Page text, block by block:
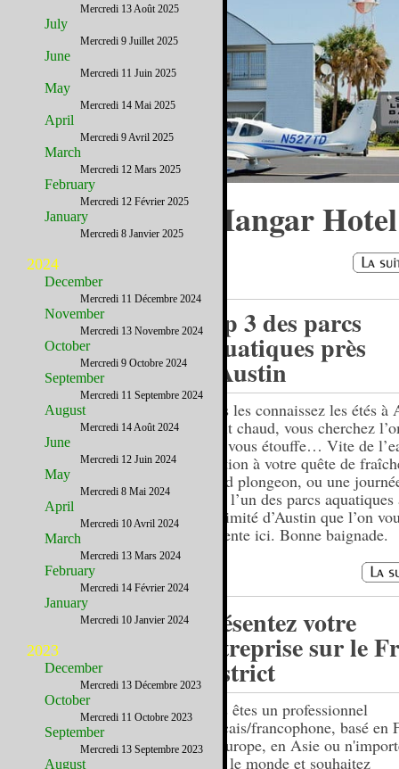
Vol de nuit au Hangar Hotel
Top 3 des parcs
aquatiques près
d’Austin
Vous les connaissez les étés à
Il fait chaud, vous cherchez
l’air vous étouffe… Vite de
solution à votre quête de
grand plongeon, ou une
dans l’un des parcs aquatiques
proximité d’Austin que l’on
présente ici. Bonne baignade.
Présentez votre
entreprise sur le
District
Vous êtes un professionnel
français/francophone, basé en
en Europe, en Asie ou
dans le monde et souhaitez
Mercredi 13 Août 2025
July
Mercredi 9 Juillet 2025
June
Mercredi 11 Juin 2025
May
Mercredi 14 Mai 2025
April
Mercredi 9 Avril 2025
March
Mercredi 12 Mars 2025
February
Mercredi 12 Février 2025
January
Mercredi 8 Janvier 2025
2024
December
Mercredi 11 Décembre 2024
November
Mercredi 13 Novembre 2024
October
Mercredi 9 Octobre 2024
September
Mercredi 11 Septembre 2024
August
Mercredi 14 Août 2024
June
Mercredi 12 Juin 2024
May
Mercredi 8 Mai 2024
April
Mercredi 10 Avril 2024
March
Mercredi 13 Mars 2024
February
Mercredi 14 Février 2024
January
Mercredi 10 Janvier 2024
2023
December
Mercredi 13 Décembre 2023
October
Mercredi 11 Octobre 2023
September
Mercredi 13 Septembre 2023
August